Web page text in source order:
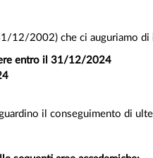
12/2002) che ci auguriamo di
entro il 31/12/2024
il conseguimento di